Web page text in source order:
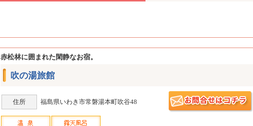
赤松林に囲まれた閑静なお宿。
吹の湯旅館
住所 福島県いわき市常磐湯本町吹谷48